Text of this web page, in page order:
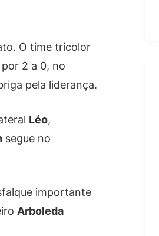
O time tricolor
2 a 0, no
pela liderança.
Léo,
segue no
importante
Arboleda